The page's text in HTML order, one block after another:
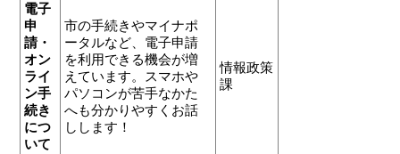
電子
申
請・
オン
ライ
ン手
続き
につ
いて
市の手続きやマイナポ
ータルなど、電子申請
を利用できる機会が増
えています。スマホや
パソコンが苦手なかた
へも分かりやすくお話
しします！
情報政策
課